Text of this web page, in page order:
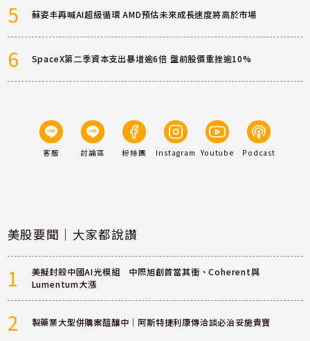
5 蘇姿丰再喊AI超級循環 AMD預估未來成長速度將高於市場
6 SpaceX第二季資本支出暴增逾6倍 盤前股價重挫逾10%
客服 討論區 粉絲團 Instagram Youtube Podcast
美股要聞｜大家都說讚
1
美擬封殺中國AI光模組 中際旭創首當其衝、Coherent與
Lumentum大漲
2 製藥業大型併購案醞釀中｜阿斯特捷利康傳洽談必治妥施貴寶